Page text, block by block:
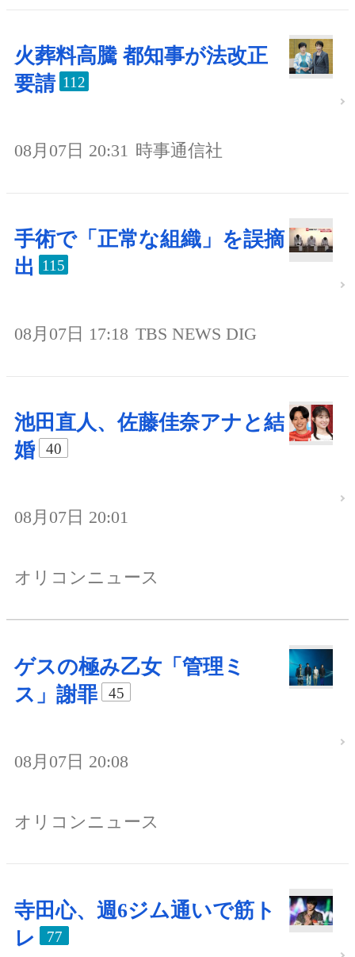
火葬料高騰 都知事が法改正
要請 112
08月07日 20:31 時事通信社
手術で「正常な組織」を誤摘
出
115
08月07日 17:18 TBS NEWS DIG
池田直人、佐藤佳奈アナと結
婚
40
08月07日 20:01
オリコンニュース
ゲスの極み乙女「管理ミ
ス」謝罪
45
08月07日 20:08
オリコンニュース
寺田心、週6ジム通いで筋ト
レ
77